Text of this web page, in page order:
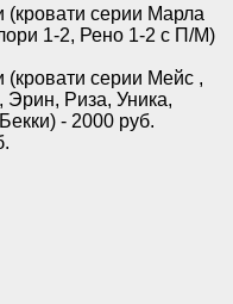
(кровати серии Марла
1-2, Рено 1-2 с П/М)
(кровати серии Мейс ,
Эрин, Риза, Уника,
- 2000 руб.